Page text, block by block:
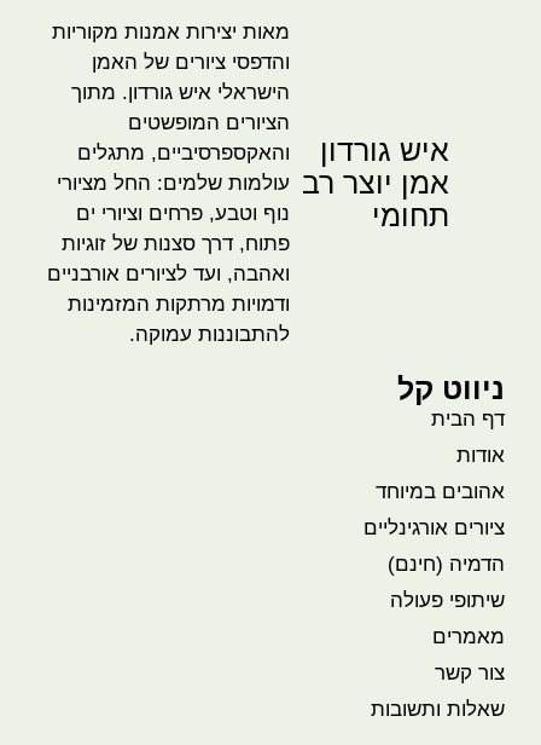
איש גורדון
אמן יוצר רב
תחומי
מאות יצירות אמנות מקוריות
והדפסי ציורים של האמן
הישראלי איש גורדון. מתוך
הציורים המופשטים
והאקספרסיביים, מתגלים
עולמות שלמים: החל מציורי
נוף וטבע, פרחים וציורי ים
פתוח, דרך סצנות של זוגיות
ואהבה, ועד לציורים אורבניים
ודמויות מרתקות המזמינות
להתבוננות עמוקה.
ניווט קל
דף הבית
אודות
אהובים במיוחד
ציורים אורגינליים
הדמיה (חינם)
שיתופי פעולה
מאמרים
צור קשר
שאלות ותשובות